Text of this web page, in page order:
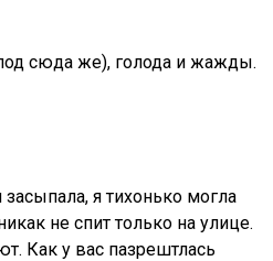
сюда же), голода и жажды.
я тихонько могла
не спит только на улице.
Как у вас пазрештлась